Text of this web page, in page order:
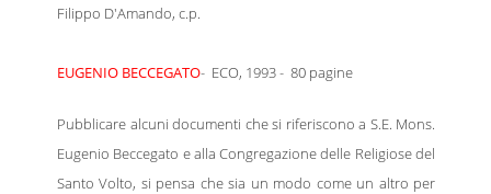
Filippo D'Amando, c.p.
EUGENIO BECCEGATO- ECO, 1993 - 80 pagine
Pubblicare alcuni documenti che si riferiscono a S.E. Mons.
Eugenio Beccegato e alla Congregazione delle Religiose del
Santo Volto, si pensa che sia un modo come un altro per